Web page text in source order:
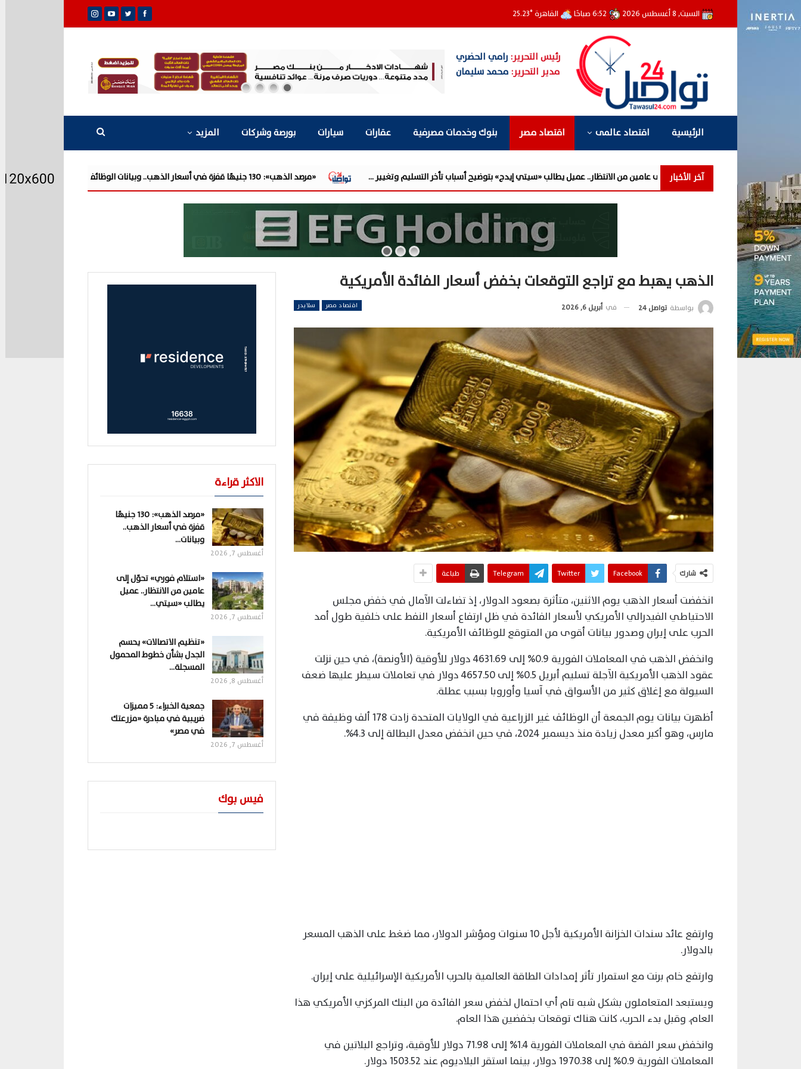
السبت, 8 أغسطس 2026 القاهرة°
25.23
رئيس التحرير:رامي الحضري
مدير التحرير: محمد سليمان
الرئيسية اقتصاد عالمى اقتصاد مصر بنوك وخدمات مصرفية عقارات سيارات بورصة وشركات المزيد
آخر الأخبار
تحوّل إلى عامين من الانتظار.. عميل يطالب «سيتي إيدج» بتوضيح أسباب تأخر التسليم وتغيير ... «مرصد الذهب»: 130 جنيهًا قفزة في أسعار الذهب.. وبيانات الوظائف الأمريكية الضعيفة تدفع الأوقية لأقوى ...
الذهب يهبط مع تراجع التوقعات بخفض أسعار الفائدة الأمريكية
اقتصاد مصر سلايدر بواسطة تواصل 24 في أبريل 6, 2026
شارك Facebook
Twitter
Telegram طباعة
انخفضت أسعار الذهب يوم الاثنين، متأثرة بصعود الدولار، إذ تضاءلت الآمال في خفض مجلس
الاحتياطي الفيدرالي الأمريكي لأسعار الفائدة في ظل ارتفاع أسعار النفط على خلفية طول أمد
الحرب على إيران وصدور بيانات أقوى من المتوقع للوظائف الأمريكية.
وانخفض الذهب في المعاملات الفورية 0.9% إلى 4631.69 دولار للأوقية (الأونصة)، في حين نزلت
عقود الذهب الأمريكية الآجلة تسليم أبريل 0.5% إلى 4657.50 دولار في تعاملات سيطر عليها ضعف
السيولة مع إغلاق كثير من الأسواق في آسيا وأوروبا بسبب عطلة.
أظهرت بيانات يوم الجمعة أن الوظائف غير الزراعية في الولايات المتحدة زادت 178 ألف وظيفة في
مارس، وهو أكبر معدل زيادة منذ ديسمبر 2024، في حين انخفض معدل البطالة إلى 4.3%.
وارتفع عائد سندات الخزانة الأمريكية لأجل 10 سنوات ومؤشر الدولار، مما ضغط على الذهب المسعر
بالدولار.
وارتفع خام برنت مع استمرار تأثر إمدادات الطاقة العالمية بالحرب الأمريكية الإسرائيلية على إيران.
ويستبعد المتعاملون بشكل شبه تام أي احتمال لخفض سعر الفائدة من البنك المركزي الأمريكي هذا
العام. وقبل بدء الحرب، كانت هناك توقعات بخفضين هذا العام.
وانخفض سعر الفضة في المعاملات الفورية 1.4% إلى 71.98 دولار للأوقية، وتراجع البلاتين في
المعاملات الفورية 0.9% إلى 1970.38 دولار، بينما استقر البلاديوم عند 1503.52 دولار.
الاكثر قراءة
«مرصد الذهب»: 130 جنيهًا
قفزة في أسعار الذهب..
وبيانات…
أغسطس 7, 2026
«استلام فوري» تحوّل إلى
عامين من الانتظار.. عميل
يطالب «سيتي…
أغسطس 7, 2026
«تنظيم الاتصالات» يحسم
الجدل بشأن خطوط المحمول
المسجلة…
أغسطس 8, 2026
جمعية الخبراء: 5 مميزات
ضريبية في مبادرة «مزرعتك
في مصر»
أغسطس 7, 2026
فيس بوك